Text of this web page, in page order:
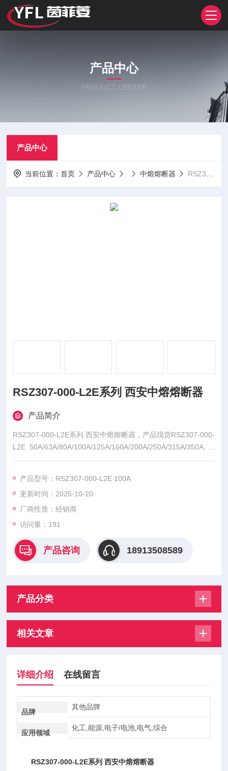
产品中心
PRODUCT CENTER
产品中心
当前位置：首页 产品中心 中熔熔断器 RSZ307-000-L2E 100ARSZ307-000-L2E系列 西安中熔熔断器
RSZ307-000-L2E系列 西安中熔熔断器
产品简介
RSZ307-000-L2E系列 西安中熔熔断器，产品现货RSZ307-000-
L2E 50A/63A/80A/100A/125A/160A/200A/250A/315A/350A,中
熔熔断器是由中熔电气生产的电气保护元件，在新能源电力保护
产品型号：RSZ307-000-L2E 100A
更新时间：2025-10-20
厂商性质：经销商
访问量：191
产品咨询 18913508589
产品分类
相关文章
详细介绍 在线留言
品牌
其他品牌
应用领域
化工,能源,电子/电池,电气,综合
RSZ307-000-L2E系列 西安中熔熔断器